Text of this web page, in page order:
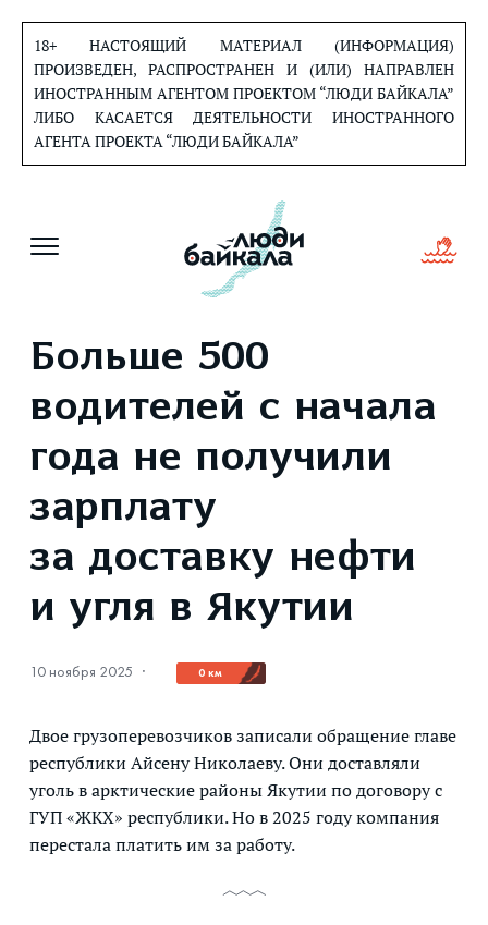
содержанию
18+ НАСТОЯЩИЙ МАТЕРИАЛ (ИНФОРМАЦИЯ)
ПРОИЗВЕДЕН, РАСПРОСТРАНЕН И (ИЛИ) НАПРАВЛЕН
ИНОСТРАННЫМ АГЕНТОМ ПРОЕКТОМ “ЛЮДИ БАЙКАЛА”
ЛИБО КАСАЕТСЯ ДЕЯТЕЛЬНОСТИ ИНОСТРАННОГО
АГЕНТА ПРОЕКТА “ЛЮДИ БАЙКАЛА”
Больше 500
водителей с начала
года не получили
зарплату
за доставку нефти
и угля в Якутии
10 ноября 2025 · 0 км
Двое грузоперевозчиков записали обращение главе
республики Айсену Николаеву. Они доставляли
уголь в арктические районы Якутии по договору с
ГУП «ЖКХ» республики. Но в 2025 году компания
перестала платить им за работу.